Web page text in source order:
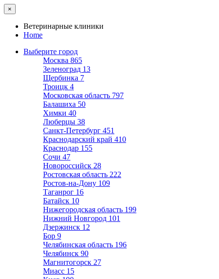
×
Ветеринарные клиники
Home
Выберите город
Москва 865
Зеленоград 13
Щербинка 7
Троицк 4
Московская область 797
Балашиха 50
Химки 40
Люберцы 38
Санкт-Петербург 451
Краснодарский край 410
Краснодар 155
Сочи 47
Новороссийск 28
Ростовская область 222
Ростов-на-Дону 109
Таганрог 16
Батайск 10
Нижегородская область 199
Нижний Новгород 101
Дзержинск 12
Бор 9
Челябинская область 196
Челябинск 90
Магнитогорск 27
Миасс 15